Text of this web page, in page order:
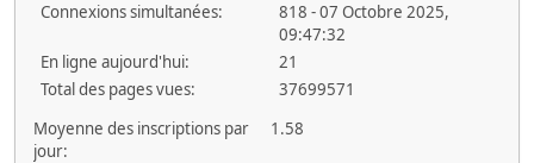
Connexions simultanées:
818 - 07 Octobre 2025,
09:47:32
En ligne aujourd'hui:
21
Total des pages vues:
37699571
Moyenne des inscriptions par
jour:
1.58